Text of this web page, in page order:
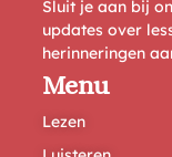
Sluit je aan bij
updates over
herinneringen
Menu
Lezen